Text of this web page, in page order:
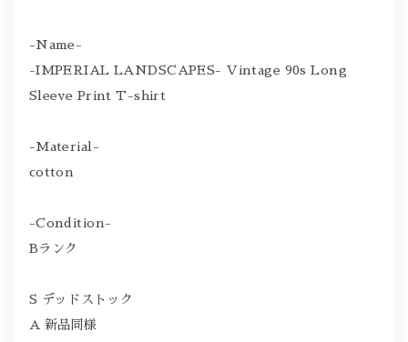
-Name-
-IMPERIAL LANDSCAPES- Vintage 90s Long
Sleeve Print T-shirt
-Material-
cotton
-Condition-
Bランク
S デッドストック
A 新品同様